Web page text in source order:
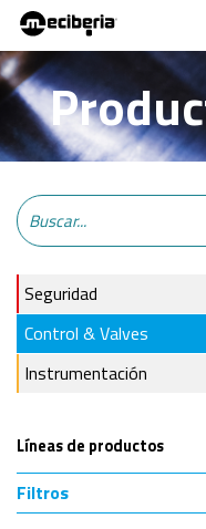
Seguridad
Control & Valves
Instrumentación
Líneas de productos
Filtros